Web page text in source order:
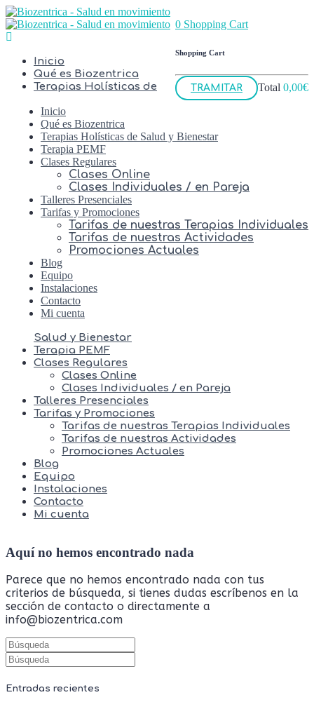
0 Shopping Cart
Shopping Cart
TRAMITAR Total 0,00€
Inicio
Qué es Biozentrica
Terapias Holísticas de Salud y Bienestar
Terapia PEMF
Clases Regulares
Clases Online
Clases Individuales / en Pareja
Talleres Presenciales
Tarifas y Promociones
Tarifas de nuestras Terapias Individuales
Tarifas de nuestras Actividades
Promociones Actuales
Blog
Equipo
Instalaciones
Contacto
Mi cuenta
Inicio
Qué es Biozentrica
Terapias Holísticas de
Salud y Bienestar
Terapia PEMF
Clases Regulares
Clases Online
Clases Individuales / en Pareja
Talleres Presenciales
Tarifas y Promociones
Tarifas de nuestras Terapias Individuales
Tarifas de nuestras Actividades
Promociones Actuales
Blog
Equipo
Instalaciones
Contacto
Mi cuenta
Aquí no hemos encontrado nada
Parece que no hemos encontrado nada con tus
criterios de búsqueda, si tienes dudas escríbenos en la
sección de contacto o directamente a
info@biozentrica.com
Entradas recientes